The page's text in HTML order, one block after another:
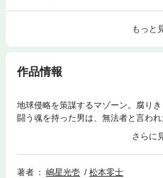
もっと
作品情報
地球侵略を策謀するマゾーン。腐り
闘う魂を持った男は、無法者と言わ
著者 嶋星光壱
松本零士